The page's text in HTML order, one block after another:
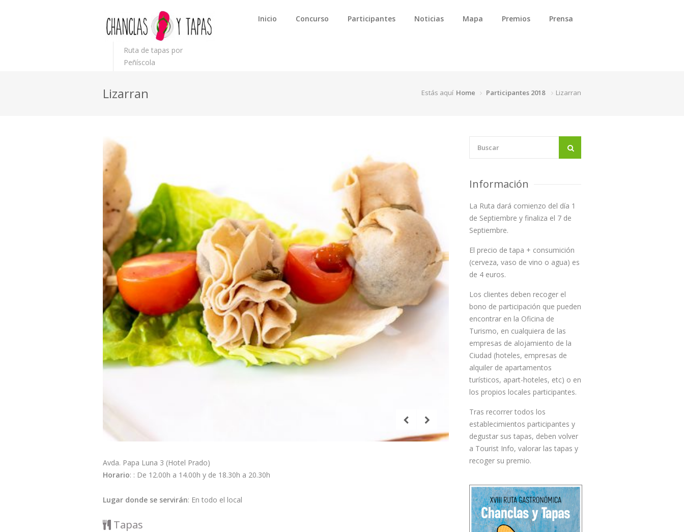
Ruta de tapas por
Peñíscola
Inicio Concurso Participantes Noticias Mapa Premios Prensa
Lizarran Estás aquí Home Participantes 2018 Lizarran
Avda. Papa Luna 3 (Hotel Prado)
Horario: : De 12.00h a 14.00h y de 18.30h a 20.30h
Lugar donde se servirán: En todo el local
Tapas
Información
La Ruta dará comienzo del día 1
de Septiembre y finaliza el 7 de
Septiembre.
El precio de tapa + consumición
(cerveza, vaso de vino o agua) es
de 4 euros.
Los clientes deben recoger el
bono de participación que pueden
encontrar en la Oficina de
Turismo, en cualquiera de las
empresas de alojamiento de la
Ciudad (hoteles, empresas de
alquiler de apartamentos
turísticos, apart-hoteles, etc) o en
los propios locales participantes.
Tras recorrer todos los
establecimientos participantes y
degustar sus tapas, deben volver
a Tourist Info, valorar las tapas y
recoger su premio.